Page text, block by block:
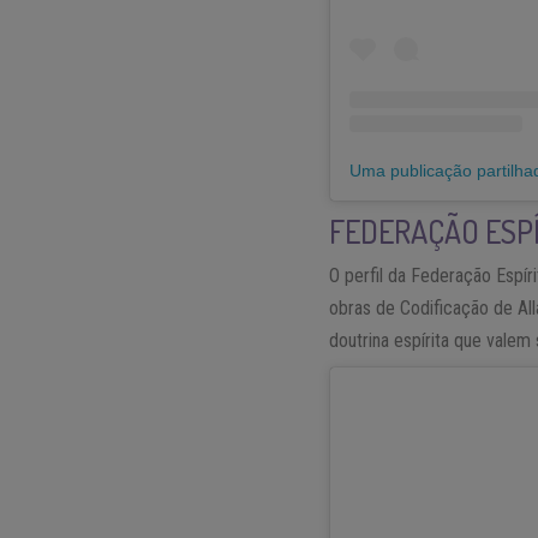
Uma publicação
FEDERAÇÃO
O perfil da Federação
obras de Codificação de
doutrina espírita que valem